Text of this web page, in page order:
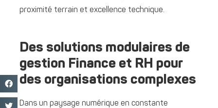
proximité terrain et excellence technique.
Des solutions modulaires de
gestion Finance et RH pour
des organisations complexes
Dans un paysage numérique en constante